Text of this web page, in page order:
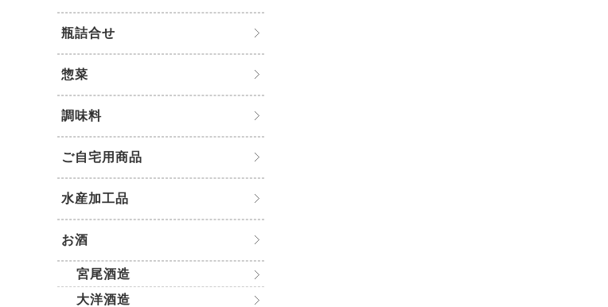
瓶詰合せ
惣菜
調味料
ご自宅用商品
水産加工品
お酒
宮尾酒造
大洋酒造